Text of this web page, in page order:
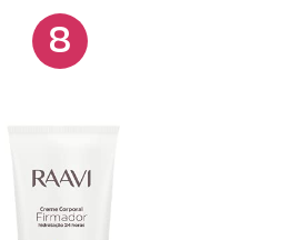
8